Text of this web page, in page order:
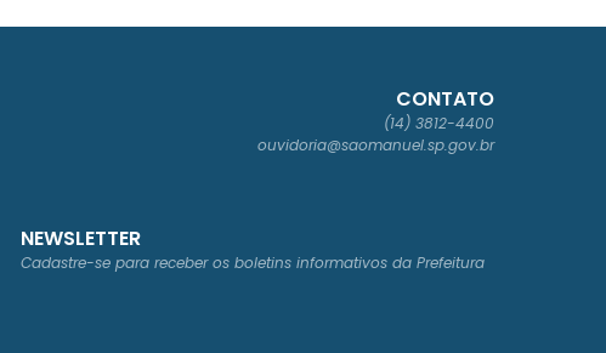
CONTATO
(14) 3812-4400
ouvidoria@saomanuel.sp.gov.br
NEWSLETTER
Cadastre-se para receber os boletins informativos da Prefeitura